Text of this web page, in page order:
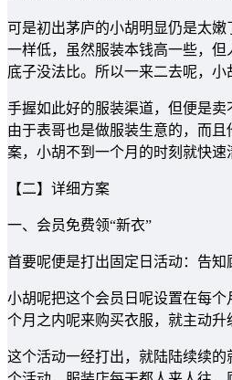
可是初出茅庐的小胡明显仍是太
一样低，虽然服装本钱高一些，
底子没法比。所以一来二去呢，
手握如此好的服装渠道，但便是
由于表哥也是做服装生意的，而
案，小胡不到一个月的时刻就快
【二】详细方案
一、会员免费领“新衣”
首要呢便是打出固定日活动：告知
小胡呢把这个会员日呢设置在每
个月之内呢来购买衣服，就主动
这个活动一经打出，就陆陆续续